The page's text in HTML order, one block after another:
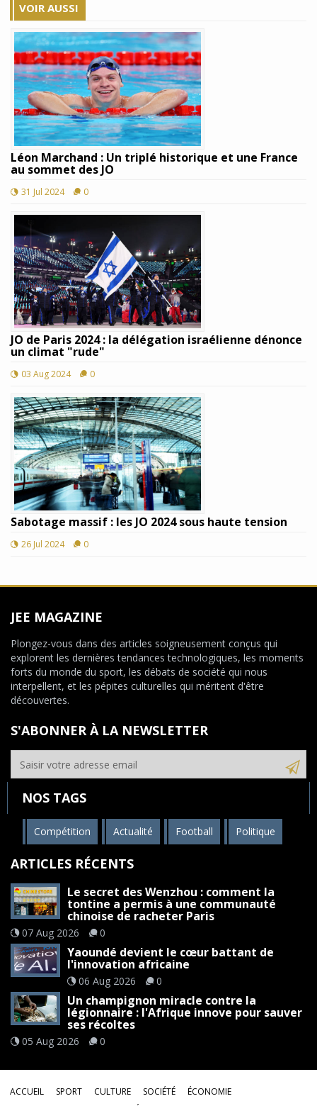
VOIR AUSSI
Léon Marchand : Un triplé historique et une France
au sommet des JO
31 Jul 2024 0
JO de Paris 2024 : la délégation israélienne dénonce
un climat "rude"
03 Aug 2024 0
Sabotage massif : les JO 2024 sous haute tension
26 Jul 2024 0
JEE MAGAZINE
Plongez-vous dans des articles soigneusement conçus qui
explorent les dernières tendances technologiques, les moments
forts du monde du sport, les débats de société qui nous
interpellent, et les pépites culturelles qui méritent d'être
découvertes.
S'ABONNER À LA NEWSLETTER
NOS TAGS
Compétition Actualité Football Politique
ARTICLES RÉCENTS
Le secret des Wenzhou : comment la
tontine a permis à une communauté
chinoise de racheter Paris
07 Aug 2026 0
Yaoundé devient le cœur battant de
l'innovation africaine
06 Aug 2026 0
Un champignon miracle contre la
légionnaire : l'Afrique innove pour sauver
ses récoltes
05 Aug 2026 0
ACCUEIL SPORT CULTURE SOCIÉTÉ
ÉCONOMIE